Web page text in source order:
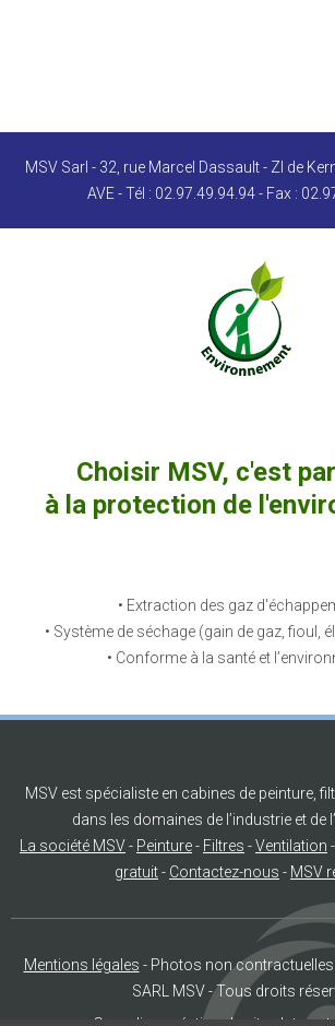
MSV Sarl - 32, rue Marcel Dassault - ZI de
AVE - Tél : 02.97.49.94.94 - Fax :
Choisir MSV, c'est
à la protection de
• Extraction des gaz
• Système de séchage (gain de gaz, fioul,
• Conforme à la santé et
MSV est spécialiste en cabines de peinture,
dans les domaines de l’industrie et de
La société MSV- Peinture- Filtres -Ventilation -
gratuit- Contactez-nous - MSV
Mentions légales - Photos non
SARL MSV - Tous droits